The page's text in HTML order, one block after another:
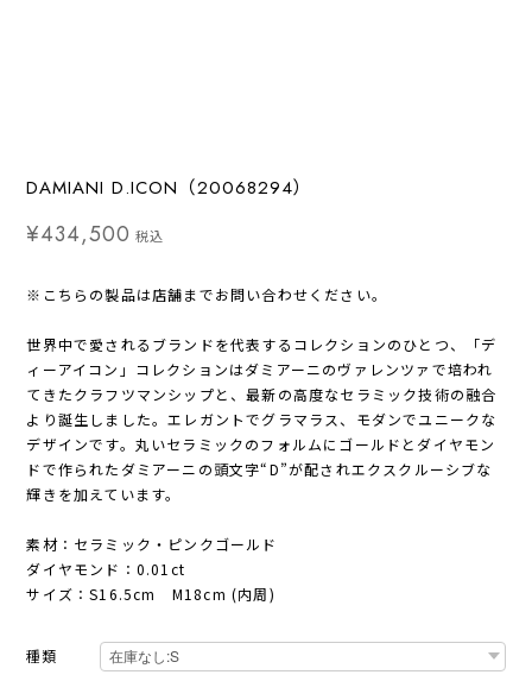
DAMIANI D.ICON（20068294）
¥434,500 税込
※こちらの製品は店舗までお問い合わせください。
世界中で愛されるブランドを代表するコレクションのひとつ、「デ
ィーアイコン」コレクションはダミアーニのヴァレンツァで培われ
てきたクラフツマンシップと、最新の高度なセラミック技術の融合
より誕生しました。エレガントでグラマラス、モダンでユニークな
デザインです。丸いセラミックのフォルムにゴールドとダイヤモン
ドで作られたダミアーニの頭文字“D”が配されエクスクルーシブな
輝きを加えています。
素材：セラミック・ピンクゴールド
ダイヤモンド：0.01ct
サイズ：S16.5cm M18cm (内周)
種類